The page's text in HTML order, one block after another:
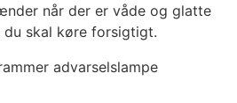
når der er våde og glatte
skal køre forsigtigt.